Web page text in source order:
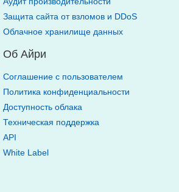
Защита сайта от взломов и DDoS
Облачное хранилище данных
Об Айри
Соглашение с пользователем
Политика конфиденциальности
Доступность облака
Техническая поддержка
API
White Label